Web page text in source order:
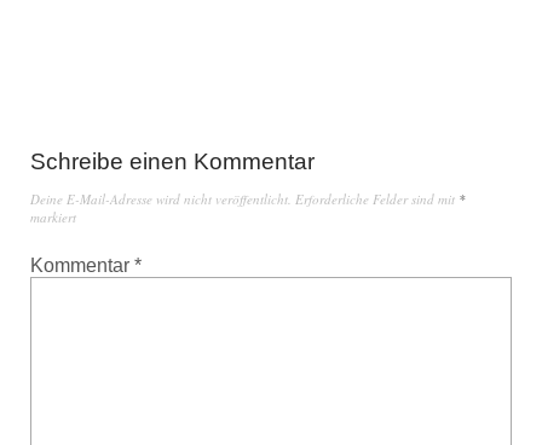
Schreibe einen Kommentar
Deine E-Mail-Adresse wird nicht veröffentlicht. Erforderliche Felder sind mit *
markiert
Kommentar *